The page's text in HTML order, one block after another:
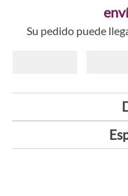
Su pedido puede